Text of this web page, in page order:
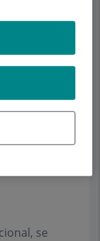
y
con
iremos
se